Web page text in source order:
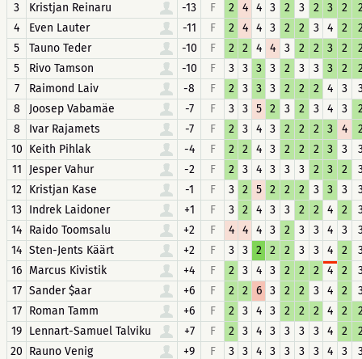
3
Kristjan Reinaru -13 F 2 4 4 3 2 3 2 3 2
4
Even Lauter -11 F 2 4 4 3 2 2 3 4 2
5
Tauno Teder -10 F 2 2 4 4 3 2 2 3 2
5
Rivo Tamson -10 F 3 3 3 3 2 3 3 3 2
7
Raimond Laiv -8 F 2 3 3 3 2 2 2 4 3
8
Joosep Vabamäe -7 F 3 3 5 2 3 2 3 4 3
8
Ivar Rajamets -7 F 2 3 4 3 2 2 2 3 4
10 Keith Pihlak -4 F 2 2 4 3 2 2 2 3 3
11
Jesper Vahur -2 F 2 3 4 3 3 3 2 3 2
12 Kristjan Kase -1 F 3 2 5 2 2 2 3 3 3
13 Indrek Laidoner +1 F 3 2 4 3 3 2 2 4 2
14 Raido Toomsalu +2 F 4 4 4 3 2 3 3 4 3
14 Sten-Jents Käärt +2 F 3 3 2 2 2 3 3 4 2
16 Marcus Kivistik +4 F 2 3 4 3 2 2 2 4 2
17 Sander $aar +6 F 2 2 6 3 2 2 3 4 2
17
Roman Tamm +6 F 2 3 4 3 2 2 2 4 2
19 Lennart-Samuel Talviku +7 F 2 3 4 3 3 3 3 4 2
20 Rauno Venig +9 F 3 3 4 3 3 3 3 4 3